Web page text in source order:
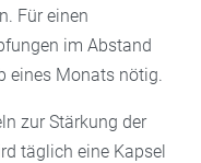
Für einen
im Abstand
eines Monats nötig.
zur Stärkung der
täglich eine Kapsel